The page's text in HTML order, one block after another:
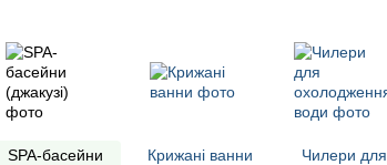
SPA-басейни
Крижані ванни
Чилери для